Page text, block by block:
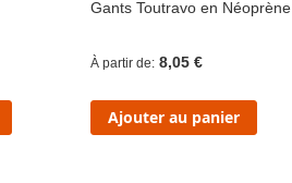
Gants Toutravo en Néoprène
À partir de 8,05 €
Ajouter au panier